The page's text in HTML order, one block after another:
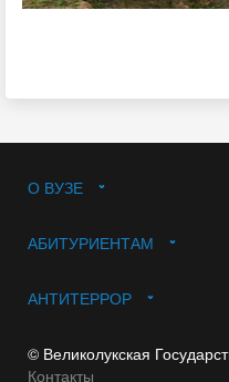
О ВУЗЕ
АБИТУРИЕНТАМ
АНТИТЕРРОР
© Великолукская
Контакты